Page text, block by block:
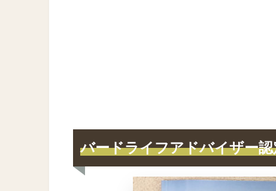
バードライフアドバイザー認